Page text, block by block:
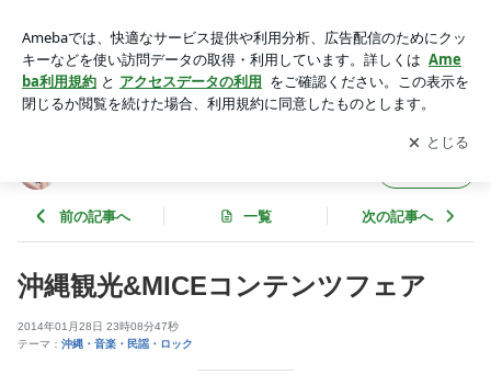
アプリをダウンロードして ブログの更新通知
を受け取りまし
ょう。
開く
前の記事へ 一覧 次の記事へ
沖縄観光&MICEコンテンツフェア
2014年01月28日 23時08分47秒
テーマ： 沖縄・音楽・民謡・ロック